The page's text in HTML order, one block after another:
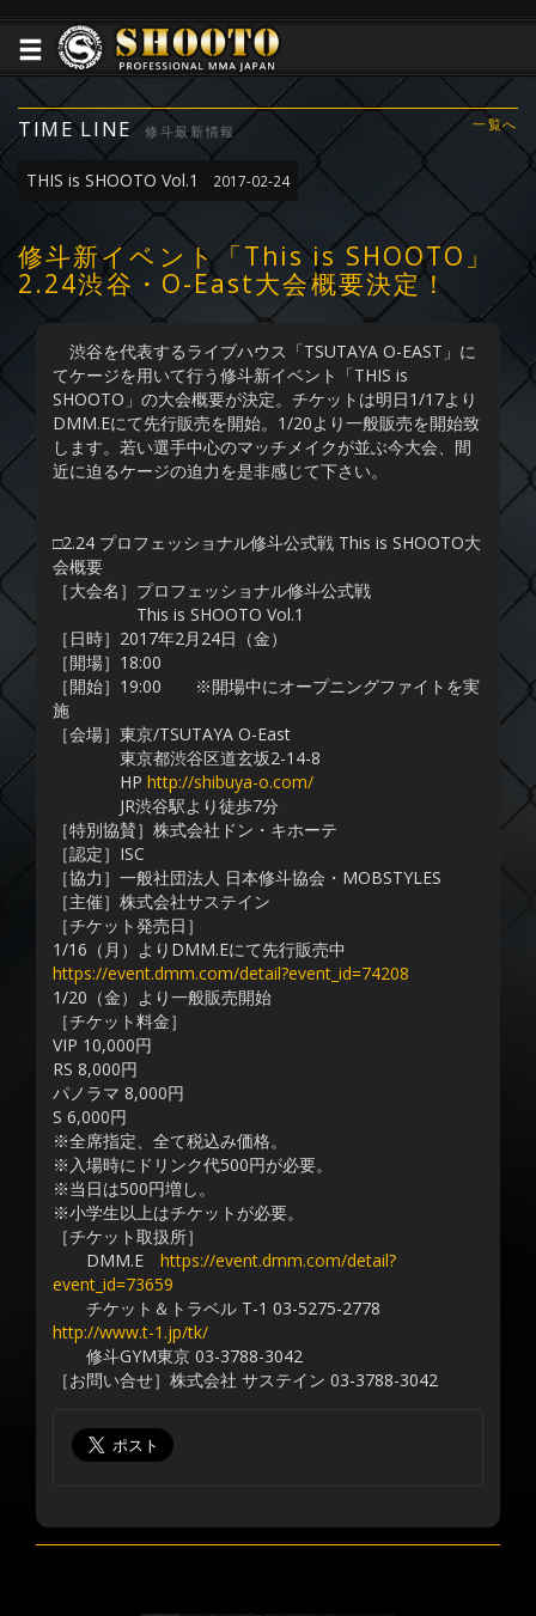
TIME LINE 修斗最新情報 一覧へ
THIS is SHOOTO Vol.1 2017-02-24
修斗新イベント「This is SHOOTO」
2.24渋谷・O-East大会概要決定！
渋谷を代表するライブハウス「TSUTAYA O-EAST」に
てケージを用いて行う修斗新イベント「THIS is
SHOOTO」の大会概要が決定。チケットは明日1/17より
DMM.Eにて先行販売を開始。1/20より一般販売を開始致
します。若い選手中心のマッチメイクが並ぶ今大会、間
近に迫るケージの迫力を是非感じて下さい。
□2.24 プロフェッショナル修斗公式戦 This is SHOOTO大
会概要
［大会名］プロフェッショナル修斗公式戦
This is SHOOTO Vol.1
［日時］2017年2月24日（金）
［開場］18:00
［開始］19:00 ※開場中にオープニングファイトを実
施
［会場］東京/TSUTAYA O-East
東京都渋谷区道玄坂2-14-8
HP http://shibuya-o.com/
JR渋谷駅より徒歩7分
［特別協賛］株式会社ドン・キホーテ
［認定］ISC
［協力］一般社団法人 日本修斗協会・MOBSTYLES
［主催］株式会社サステイン
［チケット発売日］
1/16（月）よりDMM.Eにて先行販売中
https://event.dmm.com/detail?event_id=74208
1/20（金）より一般販売開始
［チケット料金］
VIP 10,000円
RS 8,000円
パノラマ 8,000円
S 6,000円
※全席指定、全て税込み価格。
※入場時にドリンク代500円が必要。
※当日は500円増し。
※小学生以上はチケットが必要。
［チケット取扱所］
DMM.E https://event.dmm.com/detail?
event_id=73659
チケット＆トラベル T-1 03-5275-2778
http://www.t-1.jp/tk/
修斗GYM東京 03-3788-3042
［お問い合せ］株式会社 サステイン 03-3788-3042